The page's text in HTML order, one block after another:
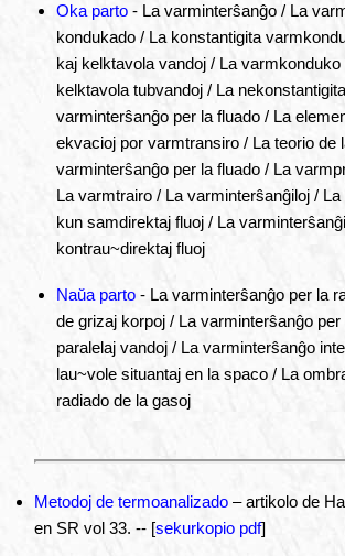
Oka parto - La varminterŝanĝo / La
kondukado / La konstantigita
kaj kelktavola vandoj / La
kelktavola tubvandoj / La
varminterŝanĝo per la fluado / La
ekvacioj por varmtransiro / La teorio de
varminterŝanĝo per la fluado / La
La varmtrairo / La varminterŝanĝiloj /
kun samdirektaj fluoj / La
kontrau~direktaj fluoj
Naŭa parto - La varminterŝanĝo per la
de grizaj korpoj / La varminterŝanĝo per
paralelaj vandoj / La varminterŝanĝo
lau~vole situantaj en la spaco / La
radiado de la gasoj
Metodoj de termoanalizado – artikolo de
en SR vol 33. -- [sekurkopio pdf]